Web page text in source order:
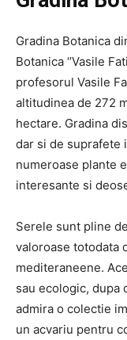
Gradina Botanica
Botanica ‘’Vasile
profesorul Vasile
altitudinea de 272
hectare. Gradina
dar si de suprafete
numeroase plante
interesante si
Serele sunt pline
valoroase totodata
mediteraneene.
sau ecologic, dupa
admira o colectie
un acvariu pentru